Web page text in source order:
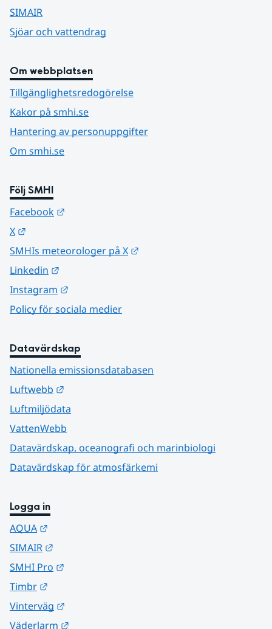
SIMAIR
Sjöar och vattendrag
Om webbplatsen
Tillgänglighetsredogörelse
Kakor på smhi.se
Hantering av personuppgifter
Om smhi.se
Följ SMHI
Facebook
X
SMHIs meteorologer på X
Linkedin
Instagram
Policy för sociala medier
Datavärdskap
Nationella emissionsdatabasen
Luftwebb
Luftmiljödata
VattenWebb
Datavärdskap, oceanografi och marinbiologi
Datavärdskap för atmosfärkemi
Logga in
AQUA
SIMAIR
SMHI Pro
Timbr
Vinterväg
Väderlarm